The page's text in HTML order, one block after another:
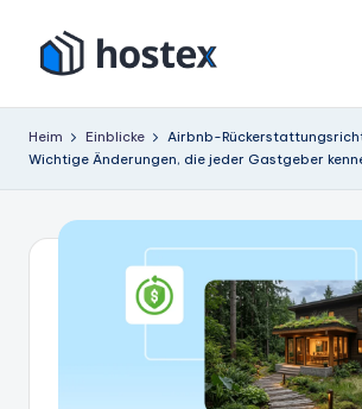
Inhalt
springen
o
s
Ihre
Heim Einblicke
Airbnb-
Wichtige Änderungen, die jeder Gastgeber